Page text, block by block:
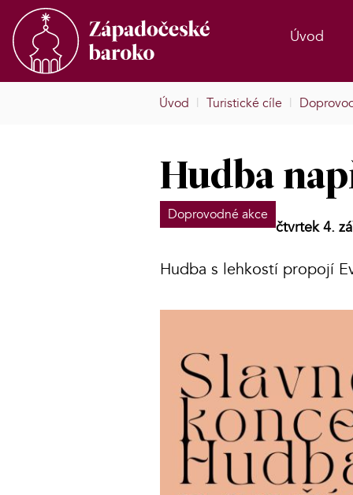
Úvod
Úvod | Turistické cíle |
Hudba
Doprovodné akce
čtvrtek 4.
Hudba s lehkostí propojí